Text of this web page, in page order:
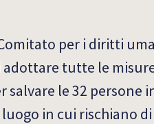
per i diritti
tutte le
salvare le 32
in cui rischiano